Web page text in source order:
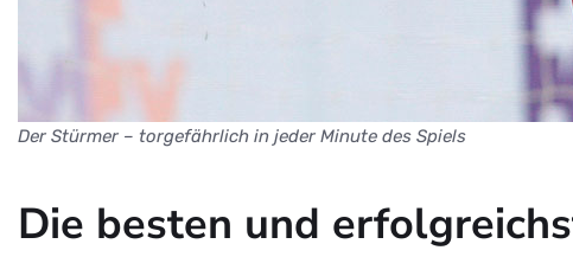
Der Stürmer – torgefährlich in jeder Minute des Spiels
Die besten und